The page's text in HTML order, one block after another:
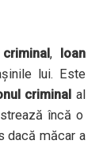
, Ioan
lui. Este
criminal al
încă o
dacă măcar a